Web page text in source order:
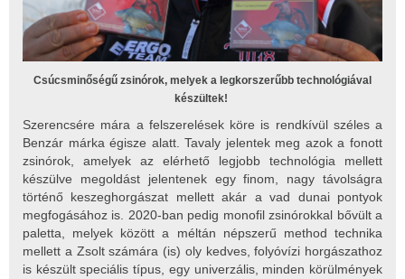
Csúcsminőségű zsinórok, melyek a legkorszerűbb technológiával
készültek!
Szerencsére mára a felszerelések köre is rendkívül széles a
Benzár márka égisze alatt. Tavaly jelentek meg azok a fonott
zsinórok, amelyek az elérhető legjobb technológia mellett
készülve megoldást jelentenek egy finom, nagy távolságra
történő keszeghorgászat mellett akár a vad dunai pontyok
megfogásához is. 2020-ban pedig monofil zsinórokkal bővült a
paletta, melyek között a méltán népszerű method technika
mellett a Zsolt számára (is) oly kedves, folyóvízi horgászathoz
is készült speciális típus, egy univerzális, minden körülmények